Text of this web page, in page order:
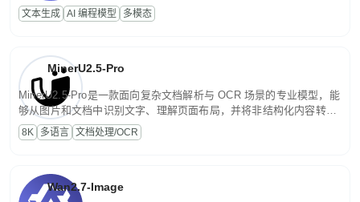
话端到端交付生产级成果。原生视觉理解贯穿规划、执行与验证全流
程，支持超长文档与长视频的深度语义解析。长程任务中自主规划与
文本生成 AI 编程模型 多模态
MinerU2.5-Pro
MinerU2.5-Pro是一款面向复杂文档解析与 OCR 场景的专业模型，能
够从图片和文档中识别文字、理解页面布局，并将非结构化内容转换
为便于存储、检索和二次处理的结构化结果。
8K 多语言 文档处理/OCR
Wan2.7-Image